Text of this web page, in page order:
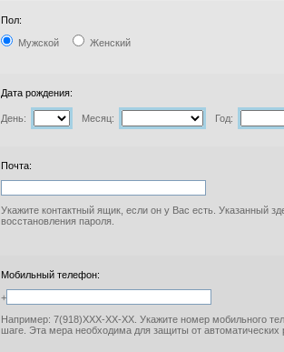
Пол:
Мужской Женский
Дата рождения:
День: Месяц: Год:
Почта:
Укажите контактный ящик, если он у Вас есть. Указанный
восстановления пароля.
Мобильный телефон:
+
Например: 7(918)XXX-XX-XX. Укажите номер мобильного
шаге. Эта мера необходима для защиты от автоматических